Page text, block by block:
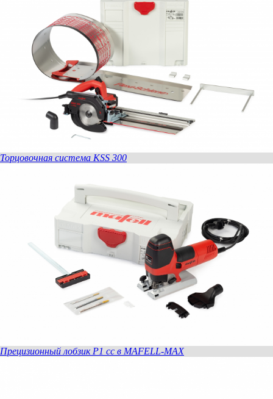
Торцовочная система KSS 300
Прецизионный лобзик P1 cc в MAFELL-MAX